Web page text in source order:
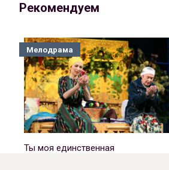
Рекомендуем
Мелодрама
Ты моя единственная